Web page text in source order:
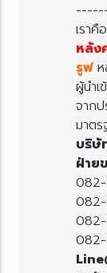
เรา
หลัง
รูฟห
ผู้นำเ
จากป
มาตร
บริษั
ฝ่าย
082-
082-
082-